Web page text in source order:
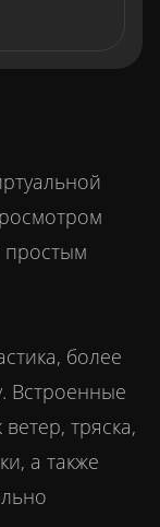
простым
более
Встроенные
тряска,
а также